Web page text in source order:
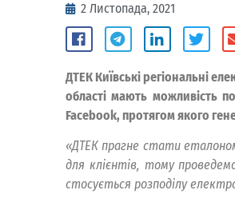
2 Листопада, 2021
ДТЕК Київські регіональні
області мають можливість
Facebook, протягом якого
«ДТЕК прагне стати
для клієнтів, тому
стосується розподілу